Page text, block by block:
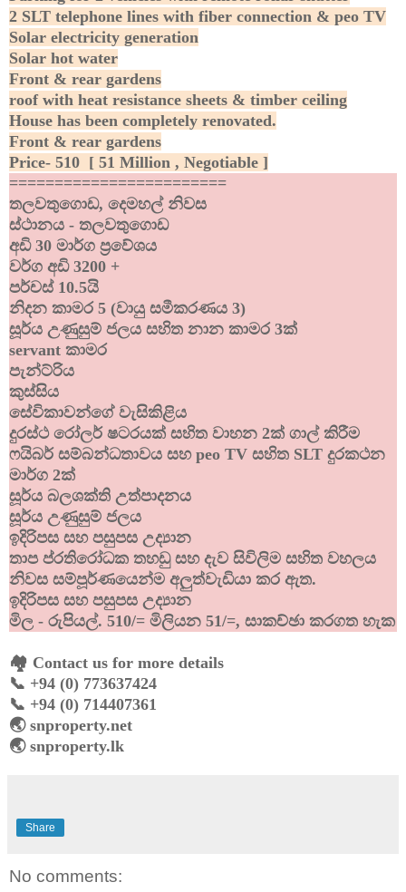
2 SLT telephone lines with fiber connection & peo TV
Solar electricity generation
Solar hot water
Front & rear gardens
roof with heat resistance sheets & timber ceiling
House has been completely renovated.
Front & rear gardens
Price- 510 [ 51 Million , Negotiable ]
========================
තලවතුගොඩ, දෙමහල් නිවස
ස්ථානය - තලවතුගොඩ
අඩි 30 මාර්ග ප්රවේශය
වර්ග අඩි 3200 +
පර්චස් 10.5යි
නිදන කාමර 5 (වායු සමීකරණය 3)
සූර්ය උණුසුම් ජලය සහිත නාන කාමර 3ක්
servant කාමර
පැන්ට්රිය
කුස්සිය
සේවිකාවන්ගේ වැසිකිළිය
දුරස්ථ රෝලර් ෂටරයක් ​​සහිත වාහන 2ක් ගාල් කිරීම
ෆයිබර් සම්බන්ධතාවය සහ peo TV සහිත SLT දුරකථන
මාර්ග 2ක්
සූර්ය බලශක්ති උත්පාදනය
සූර්ය උණුසුම් ජලය
ඉදිරිපස සහ පසුපස උද්යාන
තාප ප්රතිරෝධක තහඩු සහ දැව සිවිලිම සහිත වහලය
නිවස සම්පූර්ණයෙන්ම අලුත්වැඩියා කර ඇත.
ඉදිරිපස සහ පසුපස උද්යාන
මිල - රුපියල්. 510/= මිලියන 51/=, සාකච්ඡා කරගත හැක
🏘️ Contact us for more details
📞 +94 (0) 773637424
📞 +94 (0) 714407361
🌏 snproperty.net
🌏 snproperty.lk
Share
No comments: